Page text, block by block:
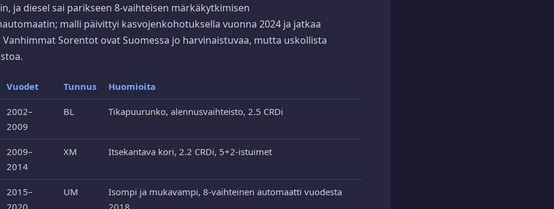
ja diesel sai parikseen 8-vaihteisen märkäkytkimisen
malli päivittyi kasvojenkohotuksella vuonna 2024 ja jatkaa
Sorentot ovat Suomessa jo harvinaistuvaa, mutta uskollista
Vuodet Tunnus Huomioita
2002–
2009
BL Tikapuurunko, alennusvaihteisto, 2.5 CRDi
2009–
2014
XM Itsekantava kori, 2.2 CRDi, 5+2-istuimet
2015–
2020
UM
Isompi ja mukavampi, 8-vaihteinen automaatti vuodesta
2018